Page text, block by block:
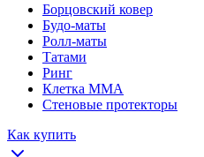
Борцовский ковер
Будо-маты
Ролл-маты
Татами
Ринг
Клетка ММА
Стеновые протекторы
Как купить